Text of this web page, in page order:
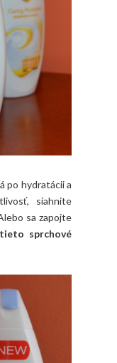
po hydratácii a
siahnite
sa zapojte
sprchové